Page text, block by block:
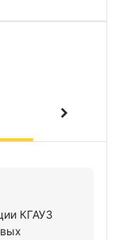
КГАУЗ